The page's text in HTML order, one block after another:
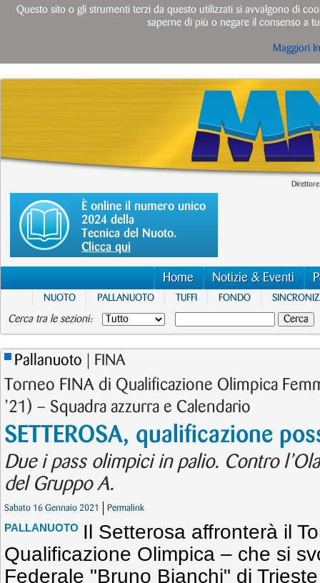
È online il numero unico
2024 della
Tecnica del Nuoto.
Clicca qui
Home Notizie & Eventi
NUOTO PALLANUOTO TUFFI FONDO
Cerca tra le sezioni:
Pallanuoto | FINA
Torneo FINA di Qualificazione Olimpica
’21) – Squadra azzurra e Calendario
SETTEROSA, qualificazione
Due i pass olimpici in palio. Contro
del Gruppo A.
Sabato 16 Gennaio 2021 Permalink
PALLANUOTO Il Setterosa affronterà il
Qualificazione Olimpica – che si
Federale "Bruno Bianchi" di
Questo sito o gli strumenti terzi da questo utilizzati si avvalgono di
saperne di più o negare il consenso a
Maggiori